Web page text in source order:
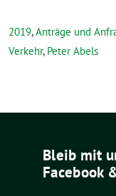
2019,Anträge und
Verkehr, Peter Abels
Bleib mit
Facebook